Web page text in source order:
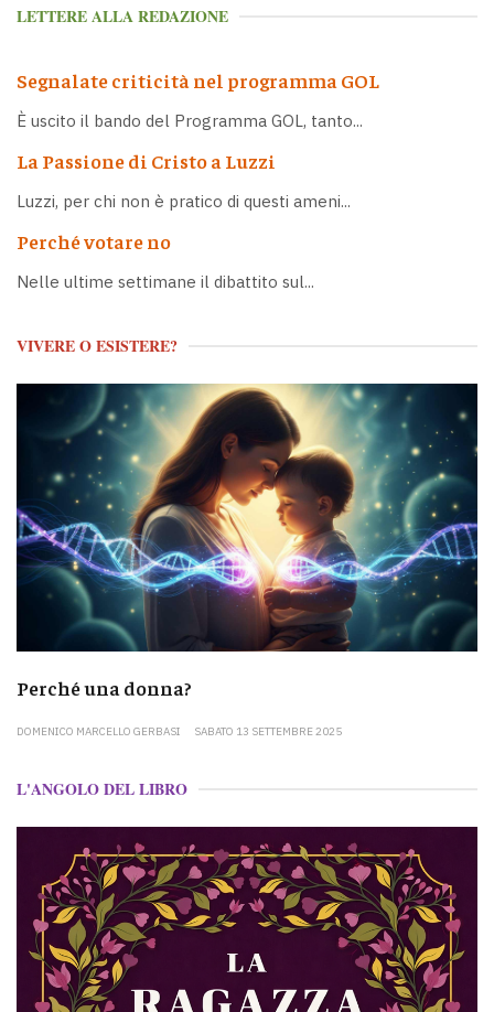
LETTERE ALLA REDAZIONE
Segnalate criticità nel programma GOL
È uscito il bando del Programma GOL, tanto...
La Passione di Cristo a Luzzi
Luzzi, per chi non è pratico di questi ameni...
Perché votare no
Nelle ultime settimane il dibattito sul...
VIVERE O ESISTERE?
Perché una donna?
DOMENICO MARCELLO GERBASI SABATO 13 SETTEMBRE 2025
L'ANGOLO DEL LIBRO